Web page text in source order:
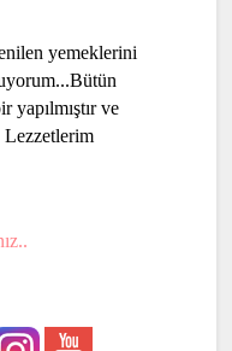
yemeklerini
yapılmıştır ve
Lezzetlerim